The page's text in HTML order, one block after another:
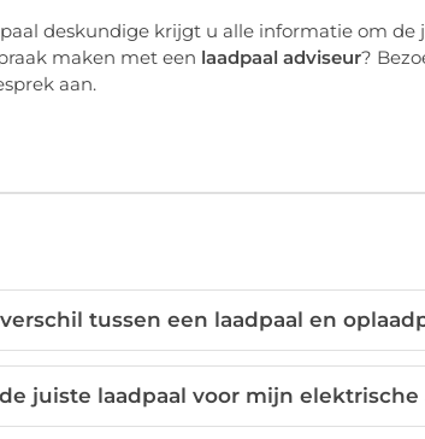
deskundige krijgt u alle informatie om de
maken met een laadpaal adviseur?
aan.
tussen een laadpaal en
juiste laadpaal voor mijn elektrische